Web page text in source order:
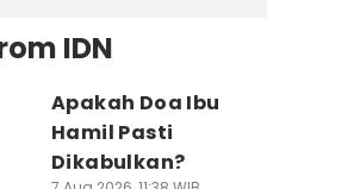
IDN
Apakah Doa Ibu
Hamil Pasti
Dikabulkan?